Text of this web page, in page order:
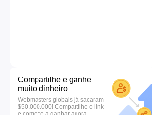
Compartilhe e ganhe
muito dinheiro
Webmasters globais já sacaram
$50.000.000! Compartilhe o link
e comece a ganhar agora.